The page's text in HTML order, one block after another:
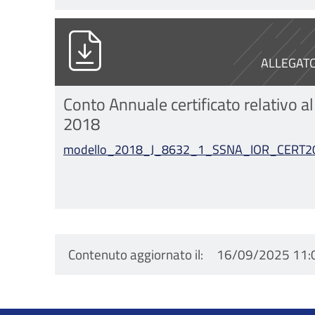
Conto Annuale certificato relativo al
2018
Contenuto aggiornato il 16/09/2025